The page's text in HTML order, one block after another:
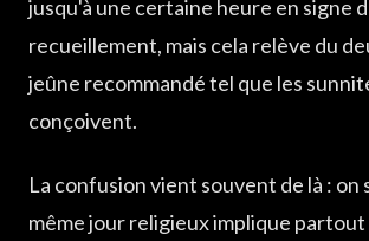
jusqu'à une certaine heure en signe
recueillement, mais cela relève du
jeûne recommandé tel que les
conçoivent.
La confusion vient souvent de là : on
même jour religieux implique partout